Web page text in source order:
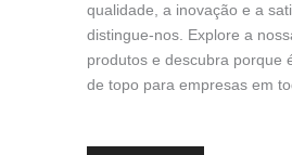
qualidade, a inovação e a
distingue-nos. Explore a
produtos e descubra porque
de topo para empresas em